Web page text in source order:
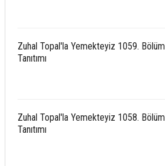
Zuhal Topal'la Yemekteyiz 1059. Bölüm
Tanıtımı
Zuhal Topal'la Yemekteyiz 1058. Bölüm
Tanıtımı